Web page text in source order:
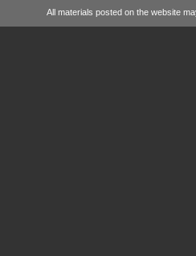
All materials posted on the website